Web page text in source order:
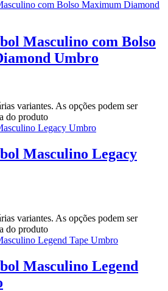
Masculino com Bolso
Umbro
variantes. As opções podem ser
do produto
Masculino Legacy
variantes. As opções podem ser
do produto
Masculino Legend